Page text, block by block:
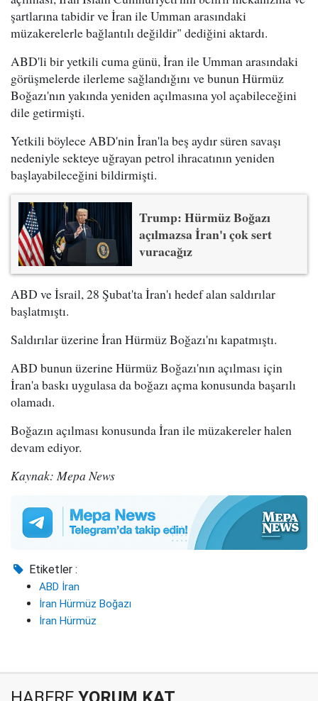
şartlarına tabidir ve İran ile Umman arasındaki
müzakerelerle bağlantılı değildir" dediğini aktardı.
ABD'li bir yetkili cuma günü, İran ile Umman arasındaki
görüşmelerde ilerleme sağlandığını ve bunun Hürmüz
Boğazı'nın yakında yeniden açılmasına yol açabileceğini
dile getirmişti.
Yetkili böylece ABD'nin İran'la beş aydır süren savaşı
nedeniyle sekteye uğrayan petrol ihracatının yeniden
başlayabileceğini bildirmişti.
Trump: Hürmüz Boğazı
açılmazsa İran'ı çok sert
vuracağız
ABD ve İsrail, 28 Şubat'ta İran'ı hedef alan saldırılar
başlatmıştı.
Saldırılar üzerine İran Hürmüz Boğazı'nı kapatmıştı.
ABD bunun üzerine Hürmüz Boğazı'nın açılması için
İran'a baskı uygulasa da boğazı açma konusunda başarılı
olamadı.
Boğazın açılması konusunda İran ile müzakereler halen
devam ediyor.
Kaynak: Mepa News
Etiketler :
ABD İran
İran Hürmüz Boğazı
İran Hürmüz